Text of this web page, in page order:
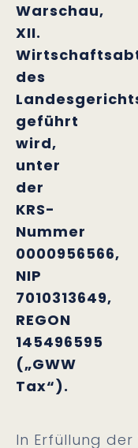
Warschau,
XII.
des
geführt
wird,
unter
der
KRS-
Nummer
0000956566,
NIP
7010313649,
REGON
145496595
(„GWW
Tax“).
In Erfüllung